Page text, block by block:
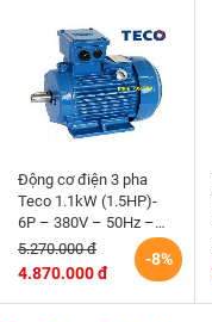
Động cơ điện 3 pha
Teco 1.1kW (1.5HP)-
6P – 380V – 50Hz –
IE2 -90L- B3 Đài Loan
-8%
5.270.000 đ
4.870.000 đ